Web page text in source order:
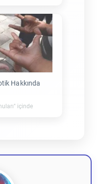
Hakkında
içinde